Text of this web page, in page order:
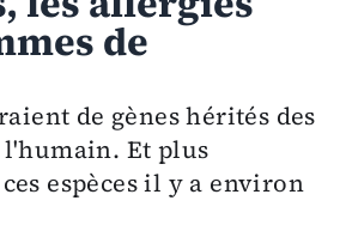
de
de gènes hérités des
l'humain. Et plus
espèces il y a environ